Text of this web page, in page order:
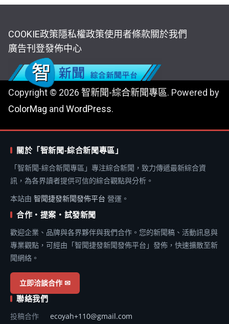
COOKIE政策隱私權政策使用者條款關於我們
廣告刊登發佈中心
Copyright © 2026 智新聞-綜合新聞專區. Powered by
ColorMag and WordPress.
關於「智新聞-綜合新聞專區」
「智新聞-綜合新聞專區」專注綜合新聞，致力傳遞最新綜合資
訊，為各界讀者提供可信的綜合觀點與分析。
本站由 智聞捷發新聞發佈平台 營運。
合作・提案・試發新聞
歡迎企業、品牌與各界夥伴與我們合作。您的新聞稿、活動訊息與
專業觀點，可經由「智聞捷發新聞發佈平台」發佈，快速擴散至新
聞網絡。
立即洽談合作 ✉
聯絡我們
投稿合作 ecoyah+110@gmail.com